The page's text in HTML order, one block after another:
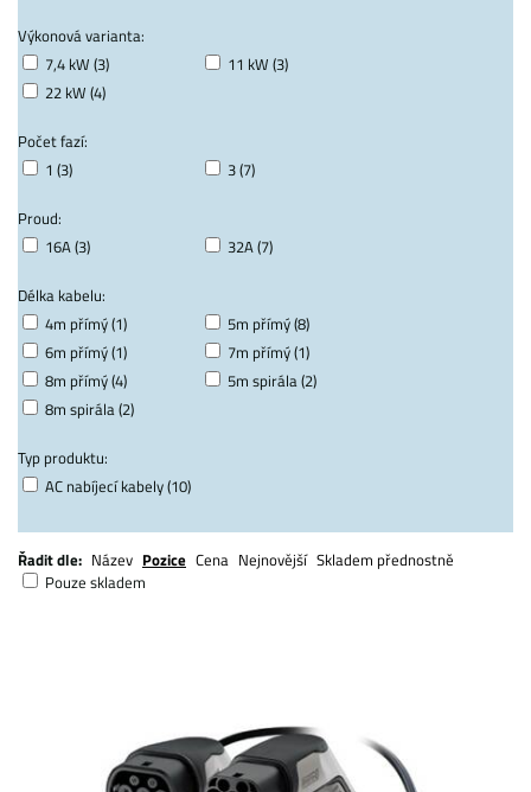
Výkonová varianta:
7,4 kW (3)
11 kW (3)
22 kW (4)
Počet fazí:
1 (3)
3 (7)
Proud:
16A (3)
32A (7)
Délka kabelu:
4m přímý (1)
5m přímý (8)
6m přímý (1)
7m přímý (1)
8m přímý (4)
5m spirála (2)
8m spirála (2)
Typ produktu:
AC nabíjecí kabely (10)
Řadit dle: Název Pozice Cena Nejnovější Skladem přednostně
Pouze skladem